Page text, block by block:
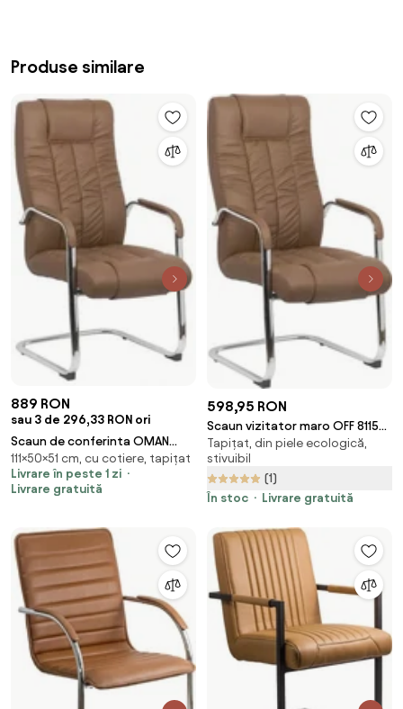
Produse similare
889 RON
sau 3 de 296,33 RON ori
Scaun de conferinta OMAN
piele ecologica, Wenge
111×50×51 cm, cu cotiere, tapițat
Livrare în peste 1 zi
Livrare gratuită
598,95 RON
Scaun vizitator maro OFF 8115
din piele ecologică și cadru
cromat tip sanie
Tapițat, din piele ecologică,
stivuibil
(1)
În stoc
Livrare gratuită